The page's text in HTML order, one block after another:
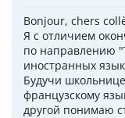
Bonjour, chers
Я с отличием
по направлению
иностранных
Будучи
французскому
другой понимаю